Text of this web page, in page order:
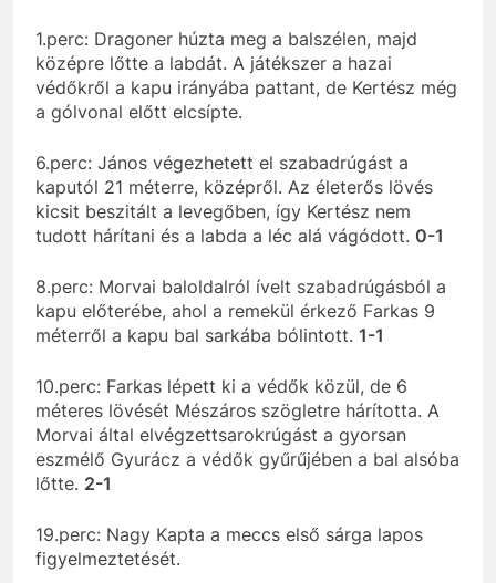
1.perc: Dragoner húzta meg a balszélen, majd
középre lőtte a labdát. A játékszer a hazai
védőkről a kapu irányába pattant, de Kertész még
a gólvonal előtt elcsípte.
6.perc: János végezhetett el szabadrúgást a
kaputól 21 méterre, középről. Az életerős lövés
kicsit beszitált a levegőben, így Kertész nem
tudott hárítani és a labda a léc alá vágódott. 0-1
8.perc: Morvai baloldalról ívelt szabadrúgásból a
kapu előterébe, ahol a remekül érkező Farkas 9
méterről a kapu bal sarkába bólintott. 1-1
10.perc: Farkas lépett ki a védők közül, de 6
méteres lövését Mészáros szögletre hárította. A
Morvai által elvégzettsarokrúgást a gyorsan
eszmélő Gyurácz a védők gyűrűjében a bal alsóba
lőtte. 2-1
19.perc: Nagy Kapta a meccs első sárga lapos
figyelmeztetését.